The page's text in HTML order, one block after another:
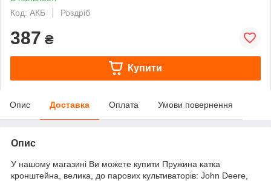
Код: АКБ
Роздріб
387 ₴
Купити
Опис Доставка Оплата Умови повернення
Опис
У нашому магазині Ви можете купити Пружина катка
кронштейна, велика, до парових культиваторів: John Deere,